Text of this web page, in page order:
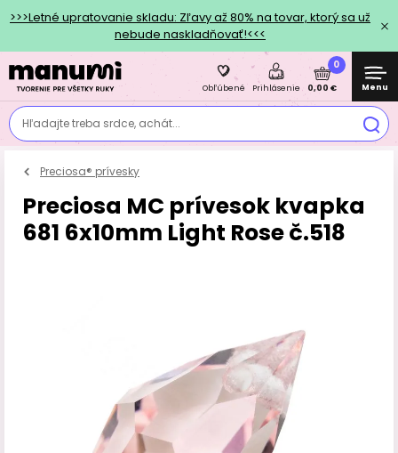
>>>Letné upratovanie skladu: Zľavy až 80% na tovar, ktorý sa už
nebude naskladňovať!<<<
Hľadajte treba srdce, achát...
Obľúbené Prihlásenie
0
0,00 € Menu
Preciosa® prívesky
Preciosa MC prívesok kvapka
681 6x10mm Light Rose č.518